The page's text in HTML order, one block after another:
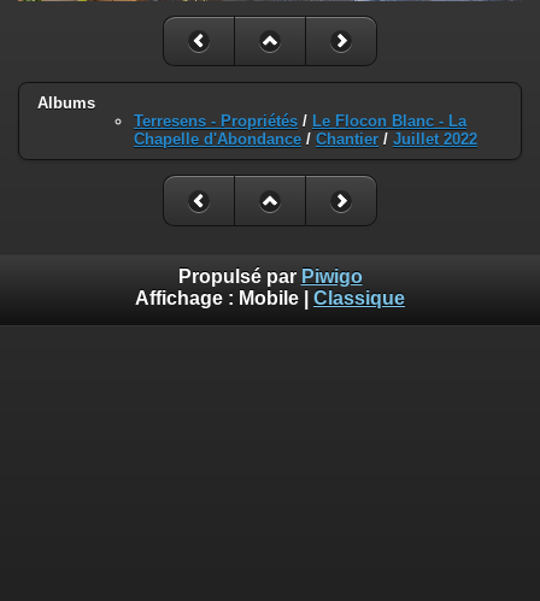
Albums
Terresens - Propriétés / Le Flocon Blanc - La
Chapelle d'Abondance / Chantier / Juillet 2022
Propulsé par Piwigo
Affichage : Mobile Classique